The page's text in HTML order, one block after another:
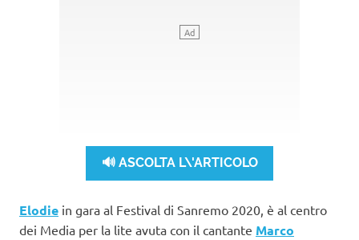
🔊 ASCOLTA L\'ARTICOLO
Elodie in gara al Festival di Sanremo 2020, è al centro
dei Media per la lite avuta con il cantante Marco